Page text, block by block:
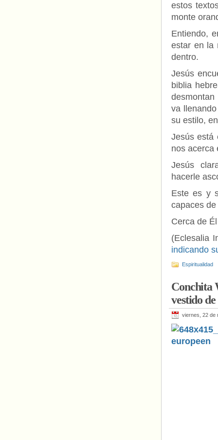
estos
monte
Entiendo,
estar en la
dentro.
Jesús
biblia
va
su estilo,
Jesús está
nos acerca
Jesús
hacerle
Este es y
capaces
Cerca de
(Eclesalia
indicando
Espiritualidad
Conchita
vestido
viernes, 22 de